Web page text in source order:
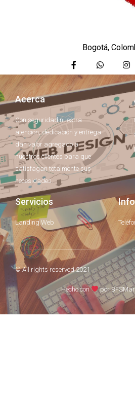
Bogotá,
Acerca
Con seguridad nuestra
atención, dedicación y entrega
dan valor agregado a
nuestros clientes para que
satisfagan totalmente sus
necesidades.
Servicios
Landing Web
© All rights reserved 2021
Hecho con por